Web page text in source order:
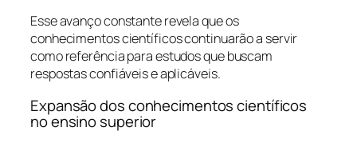
Esse avanço constante revela que os
conhecimentos científicos continuarão a servir
como referência para estudos que buscam
respostas confiáveis e aplicáveis.
Expansão dos conhecimentos científicos
no ensino superior